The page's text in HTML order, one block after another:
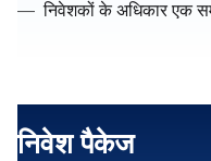
— निवेशकों के अधिकार एक
निवेश पैकेज